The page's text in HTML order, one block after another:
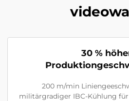
30 %
200 m/min
militärgradiger IBC-Kühlung